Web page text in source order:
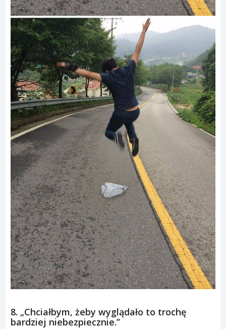
8. „Chciałbym, żeby wyglądało to trochę
bardziej niebezpiecznie.”